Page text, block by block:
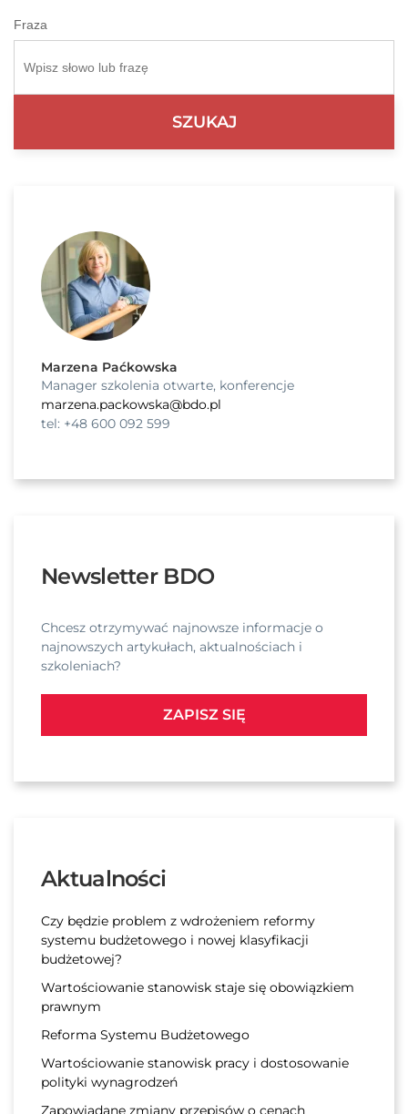
Fraza
Marzena Paćkowska
Manager szkolenia otwarte, konferencje
marzena.packowska@bdo.pl
tel: +48 600 092 599
Newsletter BDO
Chcesz otrzymywać najnowsze informacje o
najnowszych artykułach, aktualnościach i
szkoleniach?
ZAPISZ SIĘ
Aktualności
Czy będzie problem z wdrożeniem reformy
systemu budżetowego i nowej klasyfikacji
budżetowej?
Wartościowanie stanowisk staje się obowiązkiem
prawnym
Reforma Systemu Budżetowego
Wartościowanie stanowisk pracy i dostosowanie
polityki wynagrodzeń
Zapowiadane zmiany przepisów o cenach